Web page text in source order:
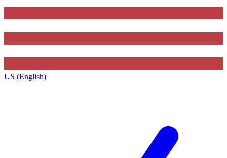
US (English)